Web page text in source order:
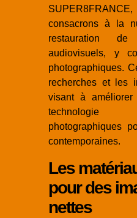
consacrons à la
restauration
audiovisuels, y
photographiques.
recherches et les
visant à
technologie
photographiques
contemporaines.
Les
pour des
nettes